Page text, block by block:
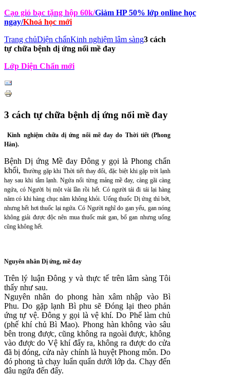
Cạo gió bạc tặng hộp 60k/Giảm HP 50% lớp online học
ngay/Khoá học mới
Trang chủDiện chẩnKinh nghiệm lâm sàng3 cách
tự chữa bệnh dị ứng nổi mề đay
Lớp Diện Chẩn mới
3 cách tự chữa bệnh dị ứng nổi mề đay
Kinh nghiệm chữa dị ứng nổi mề đay do Thời tiết (Phong
Hàn).
Bệnh Dị ứng Mề đay Đông y gọi là Phong chẩn
khối, thường gặp khi Thời tiết thay đổi, đặc biệt khi gặp trời lạnh
hay sau khi tắm lạnh. Ngứa nổi từng mảng mề đay, càng gãi càng
ngứa, có Người bị một vài lần rồi hết. Có người tái đi tái lại hàng
năm có khi hàng chục năm không khỏi. Uống thuốc Dị ứng thì bớt,
nhưng hết hơi thuốc lại ngứa. Có Người nghĩ do gan yếu, gan nóng
không giải được độc nên mua thuốc mát gan, bổ gan nhưng uống
cũng không hết.
Nguyên nhân Dị ứng, mề đay
Trên lý luận Đông y và thực tế trên lâm sàng Tôi
thấy như sau.
Nguyên nhân do phong hàn xâm nhập vào Bì
Phu. Do gặp lạnh Bì phu sẽ Đóng lại theo phản
ứng tự vệ. Đông y gọi là vệ khí. Do Phế làm chủ
(phế khí chủ Bì Mao). Phong hàn không vào sâu
bên trong được, cũng không ra ngoài được, không
vào được do Vệ khí đẩy ra, không ra được do cửa
đã bị đóng, cửa này chính là huyệt Phong môn. Do
đó phong tà chạy luẩn quẩn dưới lớp da. Chạy đến
đâu ngứa đến đấy.